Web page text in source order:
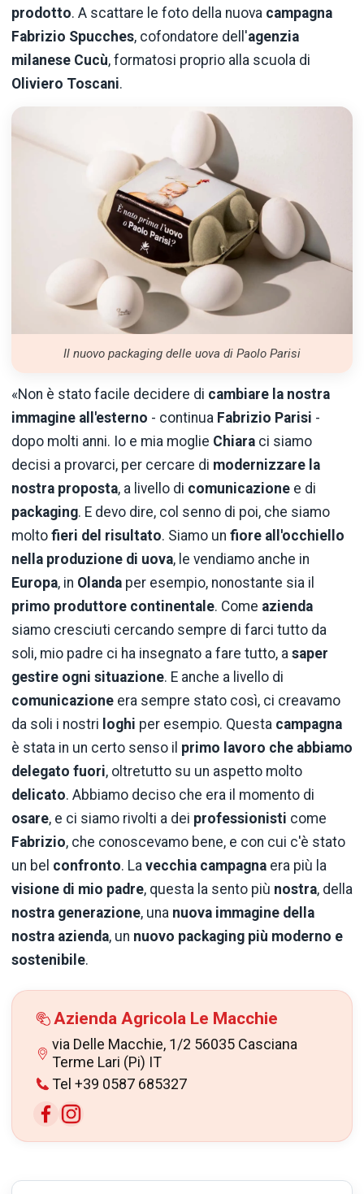
prodotto. A scattare le foto della nuova campagna
Fabrizio Spucches, cofondatore dell'agenzia
milanese Cucù, formatosi proprio alla scuola di
Oliviero Toscani.
Il nuovo packaging delle uova di Paolo Parisi
«Non è stato facile decidere di cambiare la nostra
immagine all'esterno - continua Fabrizio Parisi -
dopo molti anni. Io e mia moglie Chiara ci siamo
decisi a provarci, per cercare di modernizzare la
nostra proposta, a livello di comunicazione e di
packaging. E devo dire, col senno di poi, che siamo
molto fieri del risultato. Siamo un fiore all'occhiello
nella produzione di uova, le vendiamo anche in
Europa, in Olanda per esempio, nonostante sia il
primo produttore continentale. Come azienda
siamo cresciuti cercando sempre di farci tutto da
soli, mio padre ci ha insegnato a fare tutto, a saper
gestire ogni situazione. E anche a livello di
comunicazione era sempre stato così, ci creavamo
da soli i nostri loghi per esempio. Questa campagna
è stata in un certo senso il primo lavoro che abbiamo
delegato fuori, oltretutto su un aspetto molto
delicato. Abbiamo deciso che era il momento di
osare, e ci siamo rivolti a dei professionisti come
Fabrizio, che conoscevamo bene, e con cui c'è stato
un bel confronto. La vecchia campagna era più la
visione di mio padre, questa la sento più nostra, della
nostra generazione, una nuova immagine della
nostra azienda, un nuovo packaging più moderno e
sostenibile.
Azienda Agricola Le Macchie
via Delle Macchie, 1/2 56035 Casciana
Terme Lari (Pi) IT
Tel +39 0587 685327